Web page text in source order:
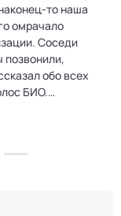
наша
омрачало
Соседи
позвонили,
обо всех
БИО.
всё быстро